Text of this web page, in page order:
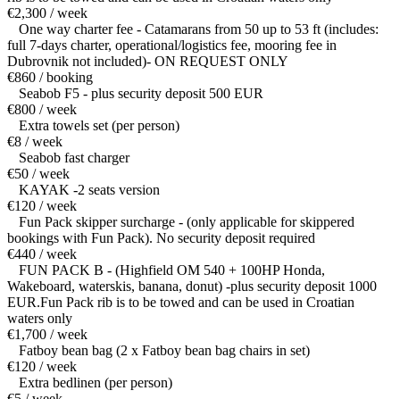
€2,300 / week
One way charter fee - Catamarans from 50 up to 53 ft (includes:
full 7-days charter, operational/logistics fee, mooring fee in
Dubrovnik not included)- ON REQUEST ONLY
€860 / booking
Seabob F5 - plus security deposit 500 EUR
€800 / week
Extra towels set (per person)
€8 / week
Seabob fast charger
€50 / week
KAYAK -2 seats version
€120 / week
Fun Pack skipper surcharge - (only applicable for skippered
bookings with Fun Pack). No security deposit required
€440 / week
FUN PACK B - (Highfield OM 540 + 100HP Honda,
Wakeboard, waterskis, banana, donut) -plus security deposit 1000
EUR.Fun Pack rib is to be towed and can be used in Croatian
waters only
€1,700 / week
Fatboy bean bag (2 x Fatboy bean bag chairs in set)
€120 / week
Extra bedlinen (per person)